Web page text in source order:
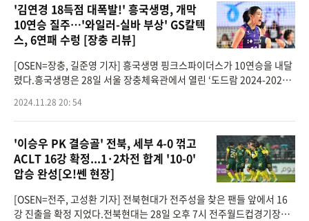
'김연경 18득점 대폭발!' 흥국생명, 개막
10연승 질주…'와일러-실바 부상' GS칼텍
스, 6연패 수렁 [장충 리뷰]
[OSEN=장충, 길준영 기자] 흥국생명 핑크스파이더스가 10연승을 내달
렸다.흥국생명은 28일 서울 장충체육관에서 열린 ‘도드람 2024-2025 V
5-19, 25-6, 25-13)로 승리
2024.11.28 20: 54
'이승우 PK 결승골' 전북, 세부 4-0 꺾고
ACLT 16강 확정...1·2차전 합계 '10-0'
압승 완성[오!쎈 현장]
[OSEN=전주, 고성환 기자] 전북현대가 전주성을 찾은 팬들 앞에서 16
강 진출을 확정 지었다.전북현대는 28일 오후 7시 전주월드컵경기장에